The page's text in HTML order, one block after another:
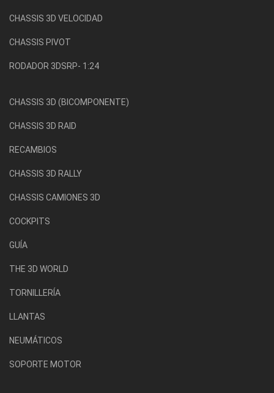
CHASSIS 3D VELOCIDAD
CHASSIS PIVOT
RODADOR 3DSRP- 1:24
CHASSIS 3D (BICOMPONENTE)
CHASSIS 3D RAID
RECAMBIOS
CHASSIS 3D RALLY
CHASSIS CAMIONES 3D
COCKPITS
GUÍA
THE 3D WORLD
TORNILLERÍA
LLANTAS
NEUMÁTICOS
SOPORTE MOTOR